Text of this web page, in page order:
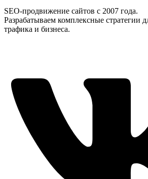
SEO-продвижение сайтов с 2007 года.
Разрабатываем комплексные стратегии
трафика и бизнеса.